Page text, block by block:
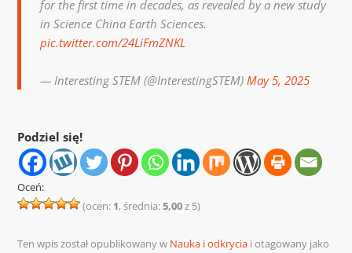
for the first time in decades, as revealed by a new study
in Science China Earth Sciences.
pic.twitter.com/24LiFmZNKL
— Interesting STEM (@InterestingSTEM) May 5, 2025
Podziel się!
Oceń:
(ocen: 1, średnia:5,00z 5)
Ten wpis został opublikowany w Nauka i odkryciai otagowany jako